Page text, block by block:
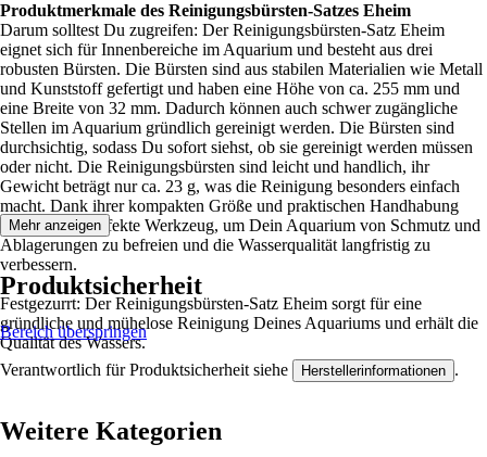
Produktmerkmale des Reinigungsbürsten-Satzes Eheim
Darum solltest Du zugreifen: Der Reinigungsbürsten-Satz Eheim
eignet sich für Innenbereiche im Aquarium und besteht aus drei
robusten Bürsten. Die Bürsten sind aus stabilen Materialien wie Metall
und Kunststoff gefertigt und haben eine Höhe von ca. 255 mm und
eine Breite von 32 mm. Dadurch können auch schwer zugängliche
Stellen im Aquarium gründlich gereinigt werden. Die Bürsten sind
durchsichtig, sodass Du sofort siehst, ob sie gereinigt werden müssen
oder nicht. Die Reinigungsbürsten sind leicht und handlich, ihr
Gewicht beträgt nur ca. 23 g, was die Reinigung besonders einfach
macht. Dank ihrer kompakten Größe und praktischen Handhabung
hast Du das perfekte Werkzeug, um Dein Aquarium von Schmutz und
Ablagerungen zu befreien und die Wasserqualität langfristig zu
verbessern.
Festgezurrt: Der Reinigungsbürsten-Satz Eheim sorgt für eine
gründliche und mühelose Reinigung Deines Aquariums und erhält die
Qualität des Wassers.
Mehr anzeigen
Produktsicherheit
Bereich überspringen
Verantwortlich für Produktsicherheit siehe Herstellerinformationen .
Weitere Kategorien